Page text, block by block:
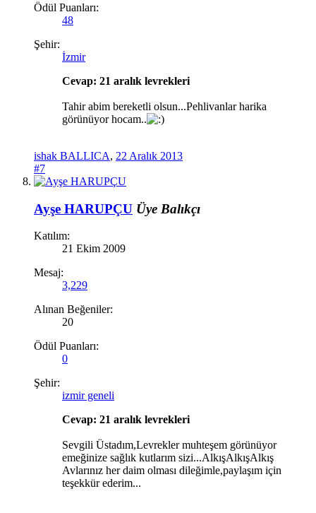
Ödül Puanları:
48
Şehir:
İzmir
Cevap: 21 aralık levrekleri
Tahir abim bereketli olsun...Pehlivanlar harika
görünüyor hocam..
ishak BALLICA, 22 Aralık 2013
#7
Ayşe HARUPÇU Üye Balıkçı
Katılım:
21 Ekim 2009
Mesaj:
3,229
Alınan Beğeniler:
20
Ödül Puanları:
0
Şehir:
izmir geneli
Cevap: 21 aralık levrekleri
Sevgili Üstadım,Levrekler muhteşem görünüyor
emeğinize sağlık kutlarım sizi...AlkışAlkışAlkış
Avlarınız her daim olması dileğimle,paylaşım için
teşekkür ederim...